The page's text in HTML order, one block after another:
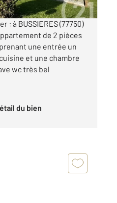
: à BUSSIERES (77750)
de 2 pièces
une entrée un
et une chambre
wc très bel
du bien